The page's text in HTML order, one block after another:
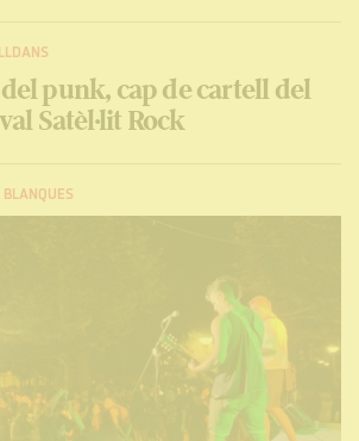
punk, cap de cartell del
Satèl·lit Rock